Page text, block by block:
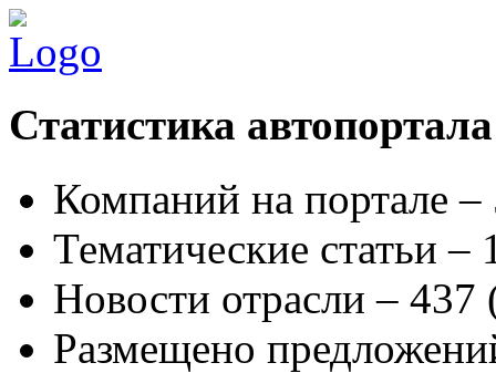
Статистика автопортала
Компаний на портале
Тематические статьи –
Новости отрасли – 437
Размещено